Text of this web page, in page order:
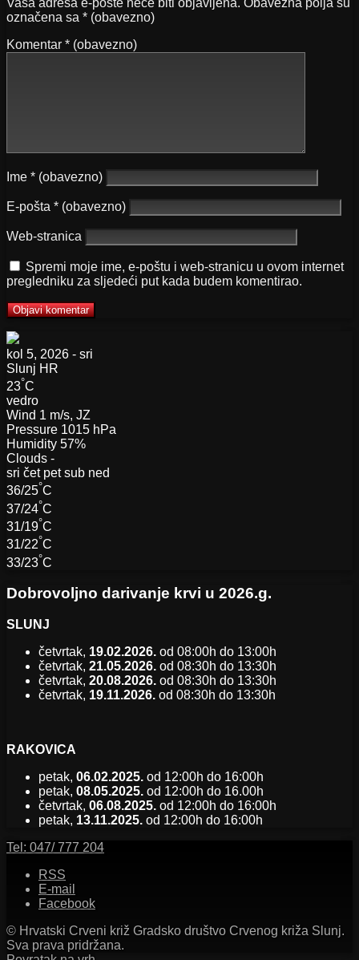
označena sa * (obavezno)
Komentar * (obavezno)
Ime * (obavezno)
E-pošta * (obavezno)
Web-stranica
Spremi moje ime, e-poštu i web-stranicu u ovom internet
pregledniku za sljedeći put kada budem komentirao.
kol 5, 2026 - sri
Slunj HR
23°C
vedro
Wind 1 m/s, JZ
Pressure 1015 hPa
Humidity 57%
Clouds -
sri čet pet sub ned
36/25°C
37/24°C
31/19°C
31/22°C
33/23°C
Dobrovoljno darivanje krvi u 2026.g.
SLUNJ
četvrtak, 19.02.2026. od 08:00h do 13:00h
četvrtak, 21.05.2026. od 08:30h do 13:30h
četvrtak, 20.08.2026. od 08:30h do 13:30h
četvrtak, 19.11.2026. od 08:30h do 13:30h
RAKOVICA
petak, 06.02.2025. od 12:00h do 16:00h
petak, 08.05.2025. od 12:00h do 16.00h
četvrtak, 06.08.2025. od 12:00h do 16:00h
petak, 13.11.2025. od 12:00h do 16:00h
Tel: 047/ 777 204
RSS
E-mail
Facebook
© Hrvatski Crveni križ Gradsko društvo Crvenog križa Slunj.
Sva prava pridržana.